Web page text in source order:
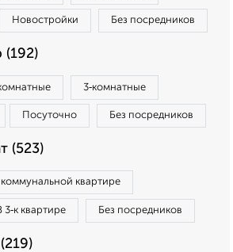
Новостройки Без посредников
(192)
3‑комнатные
Посуточно Без посредников
(523)
коммунальной квартире
3‑к квартире Без посредников